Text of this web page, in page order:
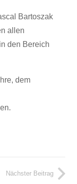
Bartoszak
allen
den Bereich
dem
Nächster Beitrag